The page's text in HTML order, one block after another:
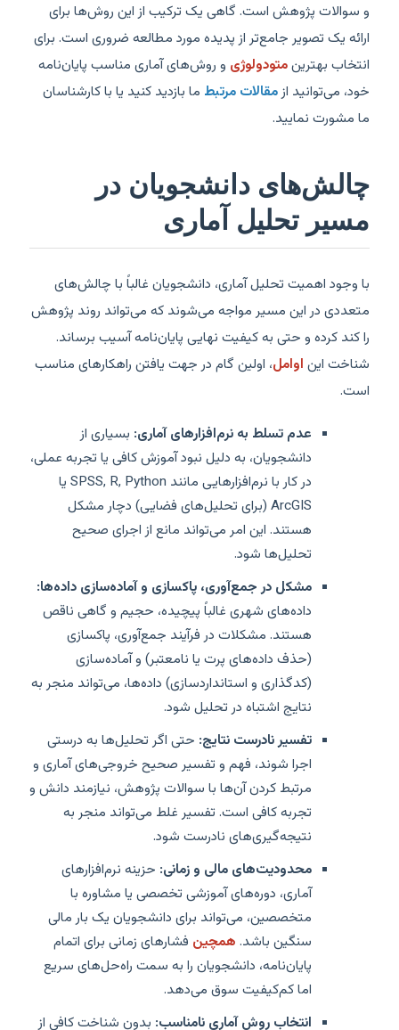
و سوالات پژوهش است. گاهی یک ترکیب از این روش‌ها برای
ارائه یک تصویر جامع‌تر از پدیده مورد مطالعه ضروری است. برای
انتخاب بهترینمتودولوژیو روش‌های آماری مناسب پایان‌نامه
خود، می‌توانید ازمقالات مرتبطما بازدید کنید یا با کارشناسان
ما مشورت نمایید.
چالش‌های دانشجویان در
مسیر تحلیل آماری
با وجود اهمیت تحلیل آماری، دانشجویان غالباً با چالش‌های
متعددی در این مسیر مواجه می‌شوند که می‌تواند روند پژوهش
را کند کرده و حتی به کیفیت نهایی پایان‌نامه آسیب برساند.
شناخت ایناوامل، اولین گام در جهت یافتن راهکارهای مناسب
عدم تسلط به نرم‌افزارهای آماری:بسیاری از
دانشجویان، به دلیل نبود آموزش کافی یا تجربه عملی،
در کار با نرم‌افزارهایی مانند SPSS, R, Python یا
ArcGIS (برای تحلیل‌های فضایی) دچار مشکل
هستند. این امر می‌تواند مانع از اجرای صحیح
تحلیل‌ها شود.
مشکل در جمع‌آوری، پاکسازی و آماده‌سازی داده‌ها:
داده‌های شهری غالباً پیچیده، حجیم و گاهی ناقص
هستند. مشکلات در فرآیند جمع‌آوری، پاکسازی
(حذف داده‌های پرت یا نامعتبر) و آماده‌سازی
(کدگذاری و استانداردسازی) داده‌ها، می‌تواند منجر به
نتایج اشتباه در تحلیل شود.
تفسیر نادرست نتایج:حتی اگر تحلیل‌ها به درستی
اجرا شوند، فهم و تفسیر صحیح خروجی‌های آماری و
مرتبط کردن آن‌ها با سوالات پژوهش، نیازمند دانش و
تجربه کافی است. تفسیر غلط می‌تواند منجر به
نتیجه‌گیری‌های نادرست شود.
محدودیت‌های مالی و زمانی:حزینه نرم‌افزارهای
آماری، دوره‌های آموزشی تخصصی یا مشاوره با
متخصصین، می‌تواند برای دانشجویان یک بار مالی
سنگین باشد.همچینفشارهای زمانی برای اتمام
پایان‌نامه، دانشجویان را به سمت راه‌حل‌های سریع
اما کم‌کیفیت سوق می‌دهد.
انتخاب روش آماری نامناسب:بدون شناخت کافی از